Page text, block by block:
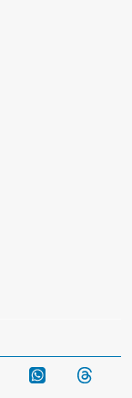
Telegram WhatsApp